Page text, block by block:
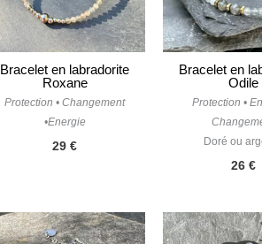
Bracelet en labradorite
Roxane
Protection • Changement
•Energie
29€
Bracelet en
Odile
Protection •
Doré ou
26 €